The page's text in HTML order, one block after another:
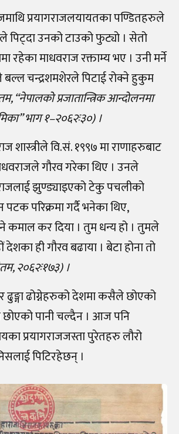
प्रयागराजलयायतका पण्डितहरुले
पिट्दा उनको टाउको फुट्यो । सेतो
रहेका माधवराज रक्ताम्य भए । उनी मर्ने
चन्द्रशमशेरले पिटाई रोक्ने हुकुम
“नेपालको प्रजातान्त्रिक आन्दोलनमा
भाग १–२०६२ः३०) ।
शास्त्रीले वि.सं. १९९७ मा राणाहरुबाट
गौरव गरेका थिए । उनले
झुण्ड्याइएको टेकु पचलीको
पटक परिक्रमा गर्दै भनेका थिए,
कमाल कर दिया । तुम धन्य हो । तुमले
देशका ही गौरव बढाया । बेटा होना तो
२०६२ः१७३) ।
ढुङ्गा ढोग्नेहरुको देशमा कसैले छोएको
पानी चल्दैन । आज पनि
प्रयागराजजस्ता पुरेतहरु लौरो
पिटिरहेछन् ।